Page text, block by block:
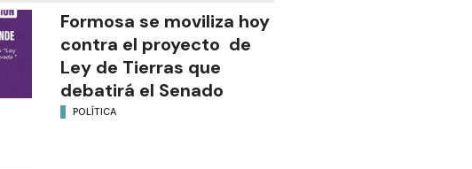
Formosa se moviliza hoy
contra el proyecto de
Ley de Tierras que
debatirá el Senado
POLÍTICA